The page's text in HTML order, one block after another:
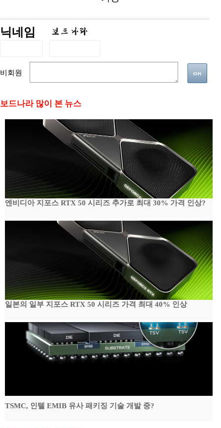
닉네임
비회원
보드나라 많이 본 뉴스
엔비디아 지포스 RTX 50 시리즈 추가로 최대 30% 가격 인상?
일본의 일부 지포스 RTX 50 시리즈 가격 최대 40% 인상
TSMC, 인텔 EMIB 유사 패키징 기술 개발 중?